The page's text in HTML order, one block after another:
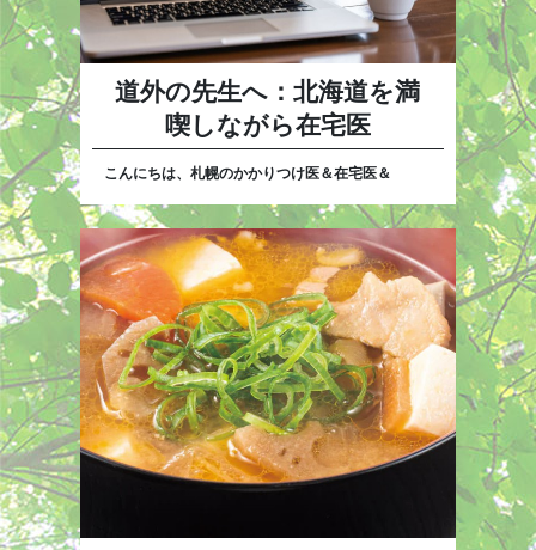
道外の先生へ：北海道を満
喫しながら在宅医
こんにちは、札幌のかかりつけ医＆在宅医＆